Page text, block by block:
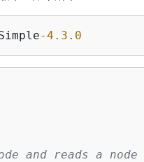
-4.3 .0
and reads a node